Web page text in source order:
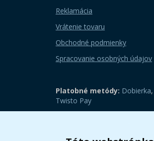
Reklamácia
Vrátenie tovaru
Obchodné podmienky
Spracovanie osobných údajov
Platobné metódy: Dobierka,
Twisto Pay